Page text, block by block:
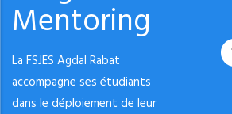
Mentoring
La FSJES Agdal Rabat
accompagne ses étudiants
dans le déploiement de leur